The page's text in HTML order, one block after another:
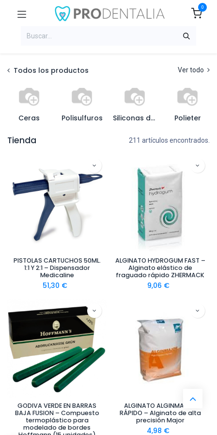
0
Todos los productos Ver todo
Ceras Polisulfuros Siliconas de condensación Polieter
Tienda 211 artículos encontrados.
PISTOLAS CARTUCHOS 50ML.
1:1 Y 2:1 – Dispensador
Medicaline
51,30 €
ALGINATO HYDROGUM FAST –
Alginato elástico de
fraguado rápido ZHERMACK
9,06 €
GODIVA VERDE EN BARRAS
BAJA FUSION – Compuesto
termoplástico para
modelado de bordes
ALGINATO ALGINMAJOR
RÁPIDO – Alginato de alta
precisión Major
4,98 €